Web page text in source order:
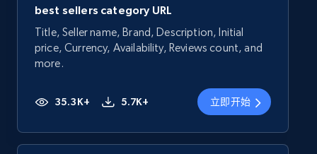
best sellers category URL
Title, Seller name, Brand, Description, Initial
price, Currency, Availability, Reviews count, and
more.
35.3K+ 5.7K+ 立即开始